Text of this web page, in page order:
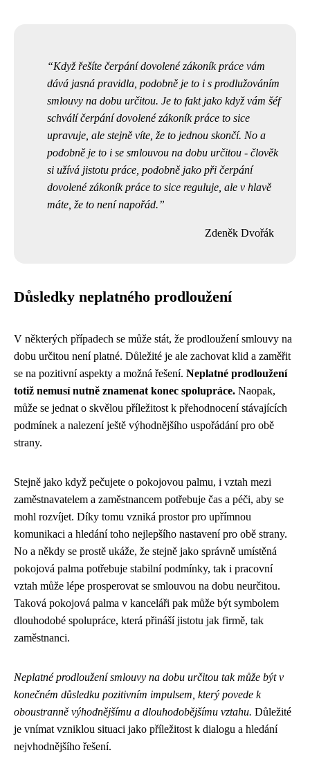
Když řešíte čerpání dovolené zákoník práce vám
dává jasná pravidla, podobně je to i s prodlužováním
smlouvy na dobu určitou. Je to fakt jako když vám šéf
schválí čerpání dovolené zákoník práce to sice
upravuje, ale stejně víte, že to jednou skončí. No a
podobně je to i se smlouvou na dobu určitou - člověk
si užívá jistotu práce, podobně jako při čerpání
dovolené zákoník práce to sice reguluje, ale v hlavě
máte, že to není napořád.
Zdeněk Dvořák
Důsledky neplatného prodloužení
V některých případech se může stát, že prodloužení smlouvy na
dobu určitou není platné. Důležité je ale zachovat klid a zaměřit
se na pozitivní aspekty a možná řešení. Neplatné prodloužení
totiž nemusí nutně znamenat konec spolupráce. Naopak,
může se jednat o skvělou příležitost k přehodnocení stávajících
podmínek a nalezení ještě výhodnějšího uspořádání pro obě
strany.
Stejně jako když pečujete o pokojovou palmu, i vztah mezi
zaměstnavatelem a zaměstnancem potřebuje čas a péči, aby se
mohl rozvíjet. Díky tomu vzniká prostor pro upřímnou
komunikaci a hledání toho nejlepšího nastavení pro obě strany.
No a někdy se prostě ukáže, že stejně jako správně umístěná
pokojová palma potřebuje stabilní podmínky, tak i pracovní
vztah může lépe prosperovat se smlouvou na dobu neurčitou.
Taková pokojová palma v kanceláři pak může být symbolem
dlouhodobé spolupráce, která přináší jistotu jak firmě, tak
zaměstnanci.
Neplatné prodloužení smlouvy na dobu určitou tak může být v
konečném důsledku pozitivním impulsem, který povede k
oboustranně výhodnějšímu a dlouhodobějšímu vztahu. Důležité
je vnímat vzniklou situaci jako příležitost k dialogu a hledání
nejvhodnějšího řešení.